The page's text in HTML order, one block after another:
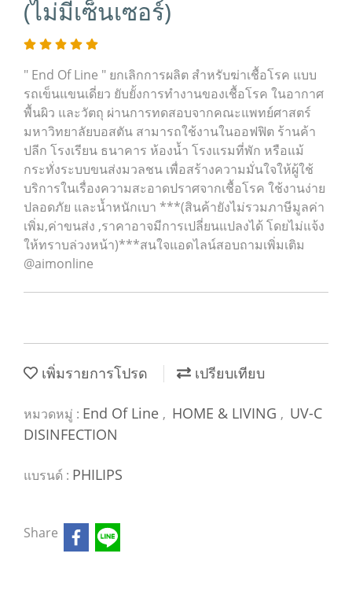
(ไม่มีเซ็นเซอร์)
" End Of Line " ยกเลิกการผลิต สำหรับฆ่าเชื้อโรค แบบ
รถเข็นแขนเดี่ยว ยับยั้งการทำงานของเชื้อโรค ในอากาศ
พื้นผิว และวัตถุ ผ่านการทดสอบจากคณะแพทย์ศาสตร์
มหาวิทยาลัยบอสตัน สามารถใช้งานในออฟฟิต ร้านค้า
ปลีก โรงเรียน ธนาคาร ห้องน้ำ โรงแรมที่พัก หรือแม้
กระทั่งระบบขนส่งมวลชน เพื่อสร้างความมั่นใจให้ผู้ใช้
บริการในเรื่องความสะอาดปราศจากเชื้อโรค ใช้งานง่าย
ปลอดภัย และน้ำหนักเบา ***(สินค้ายังไม่รวมภาษีมูลค่า
เพิ่ม,ค่าขนส่ง ,ราคาอาจมีการเปลี่ยนแปลงได้ โดยไม่แจ้ง
ให้ทราบล่วงหน้า)***สนใจแอดไลน์สอบถามเพิ่มเติม
@aimonline
เพิ่มรายการโปรด เปรียบเทียบ
หมวดหมู่ : End Of Line , HOME & LIVING , UV-C
DISINFECTION
แบรนด์ : PHILIPS
Share